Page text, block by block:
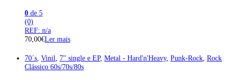
0 de 5
(0)
REF: n/a
70,00€Ler mais
70´s Vinil 7" single e EP, Metal - Hard'n'Heavy, Punk-Rock Rock
Clássico 60s/70s/80s